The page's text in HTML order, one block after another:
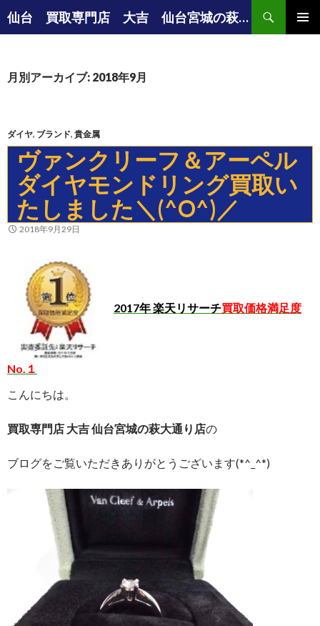
仙台 買取専門店 大吉 仙台宮城の萩大通り店の店長ブログ
検索
月別アーカイブ: 2018年9月
ダイヤ, ブランド, 貴金属
ヴァンクリーフ＆アーペル
ダイヤモンドリング買取い
たしました＼(^O^)／
2018年9月29日
2017年 楽天リサーチ買取価格満足度
No.１
こんにちは。
買取専門店 大吉 仙台宮城の萩大通り店の
ブログをご覧いただきありがとうございます(*^_^*)